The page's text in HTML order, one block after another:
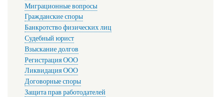
Миграционные вопросы
Гражданские споры
Банкротство физических лиц
Судебный юрист
Взыскание долгов
Регистрация ООО
Ликвидация ООО
Договорные споры
Защита прав работодателей